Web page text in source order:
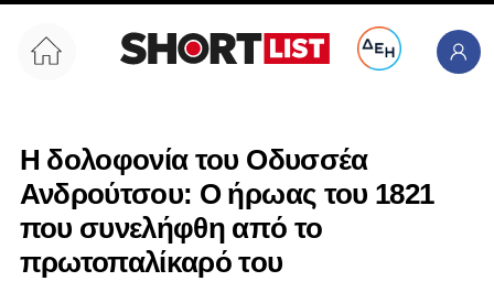
Η δολοφονία του Οδυσσέα
Ανδρούτσου: Ο ήρωας του 1821
που συνελήφθη από το
πρωτοπαλίκαρό του